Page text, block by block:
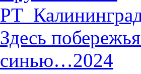
Здесь
синью…2024